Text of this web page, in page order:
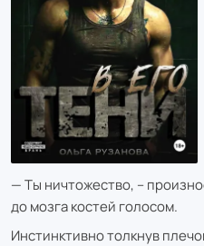
— Ты ничтожество, –
до мозга костей голосом.
Инстинктивно толкнув